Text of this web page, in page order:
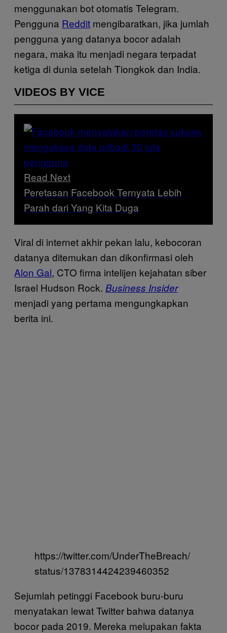
menggunakan bot otomatis Telegram.
Pengguna Reddit mengibaratkan, jika jumlah
pengguna yang datanya bocor adalah
negara, maka itu menjadi negara terpadat
ketiga di dunia setelah Tiongkok dan India.
VIDEOS BY VICE
Read Next
Peretasan Facebook Ternyata Lebih
Parah dari Yang Kita Duga
Viral di internet akhir pekan lalu, kebocoran
datanya ditemukan dan dikonfirmasi oleh
Alon Gal, CTO firma intelijen kejahatan siber
Israel Hudson Rock. Business Insider
menjadi yang pertama mengungkapkan
berita ini.
https://twitter.com/UnderTheBreach/
status/1378314424239460352
Sejumlah petinggi Facebook buru-buru
menyatakan lewat Twitter bahwa datanya
bocor pada 2019. Mereka melupakan fakta